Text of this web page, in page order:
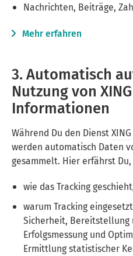
Nachrichten, Beiträge,
Mehr erfahren
3. Automatisch
Nutzung von
Informationen
Während Du den DienstXING
werden automatisch Daten
gesammelt. Hier erfährst Du,
wie das Tracking
warum Tracking
Sicherheit, Bereitstellung
Erfolgsmessung und
Ermittlung statistischer